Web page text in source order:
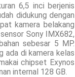
6,5 inci berjenis
didukung dengan
kamera belakang
Sony IMX682,
sebesar 5 MP.
ada di kamera kelas
chipset Exynos
internal 128 GB.